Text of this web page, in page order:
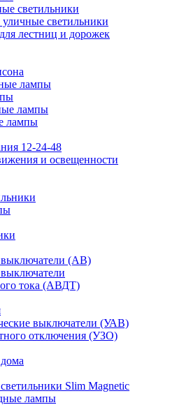
светильники
светильники
лестниц и дорожек
лампы
лампы
лампы
12-24-48
и освещенности
выключатели (АВ)
тока (АВДТ)
выключатели (УАВ)
отключения (УЗО)
Slim Magnetic
лампы